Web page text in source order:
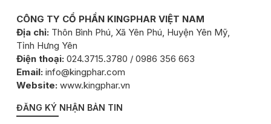
CÔNG TY CỔ PHẦN KINGPHAR VIỆT NAM
Địa chỉ: Thôn Bình Phú, Xã Yên Phú, Huyện Yên Mỹ,
Tỉnh Hưng Yên
Điện thoại: 024.3715.3780 / 0986 356 663
Email: info@kingphar.com
Website: www.kingphar.vn
ĐĂNG KÝ NHẬN BẢN TIN